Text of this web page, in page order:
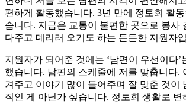
편하게 활동했습니다. 3년 만에 정토회 활
습니다. 지금은 교통이 불편한 곳으로 봉사
다주고 데리러 오기도 하는 든든한 지원자
지원자가 되어준 것에는 ‘남편이 우선이다’
했습니다. 남편의 스케줄에 저를 맞춥니다.
겨주고 이야기 많이 들어주며 잘 맞춘 것이
직인 게 아닌가 싶습니다. 정토회 생활로 변